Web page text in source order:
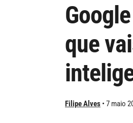
que
Filipe Alves 7 maio